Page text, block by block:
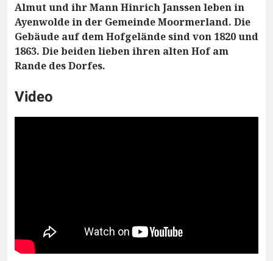
Almut und ihr Mann Hinrich Janssen leben in
Ayenwolde in der Gemeinde Moormerland. Die
Gebäude auf dem Hofgelände sind von 1820 und
1863. Die beiden lieben ihren alten Hof am
Rande des Dorfes.
Video